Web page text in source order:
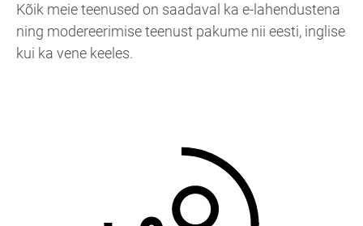
Kõik meie teenused on saadaval ka e-lahendustena
ning modereerimise teenust pakume nii eesti, inglise
kui ka vene keeles.